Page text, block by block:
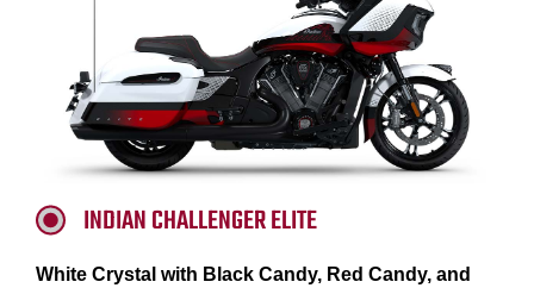
INDIAN CHALLENGER ELITE
White Crystal with Black Candy, Red Candy, and